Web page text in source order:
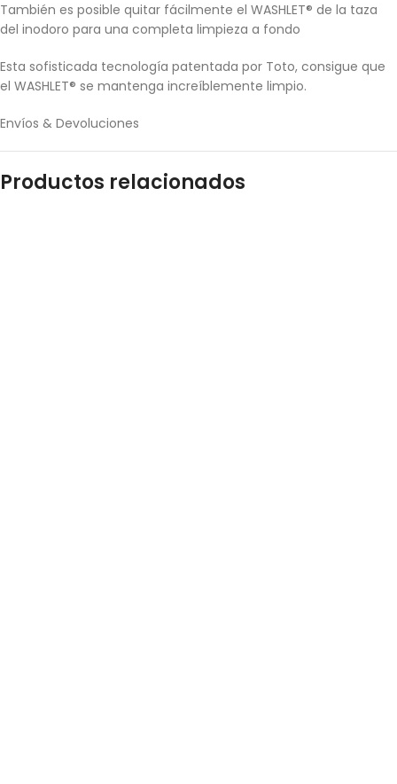
También es posible quitar fácilmente el WASHLET® de la taza
del inodoro para una completa limpieza a fondo
Esta sofisticada tecnología patentada por Toto, consigue que
el WASHLET® se mantenga increíblemente limpio.
Envíos & Devoluciones
Productos relacionados